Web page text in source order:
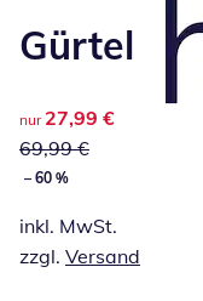
Gürtel
reduzierter Preis
nur 27,99 €
69,99 €
– 60 %
inkl. MwSt.
zzgl. Versand